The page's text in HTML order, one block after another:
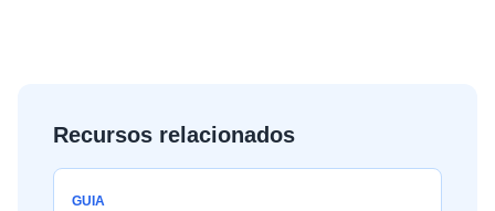
Recursos relacionados
GUIA